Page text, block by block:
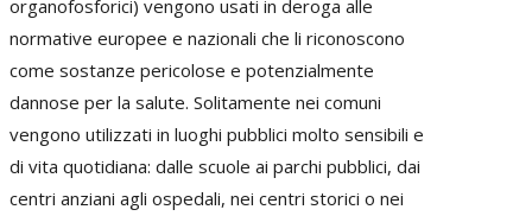
organofosforici) vengono usati in deroga alle
normative europee e nazionali che li riconoscono
come sostanze pericolose e potenzialmente
dannose per la salute. Solitamente nei comuni
vengono utilizzati in luoghi pubblici molto sensibili e
di vita quotidiana: dalle scuole ai parchi pubblici, dai
centri anziani agli ospedali, nei centri storici o nei